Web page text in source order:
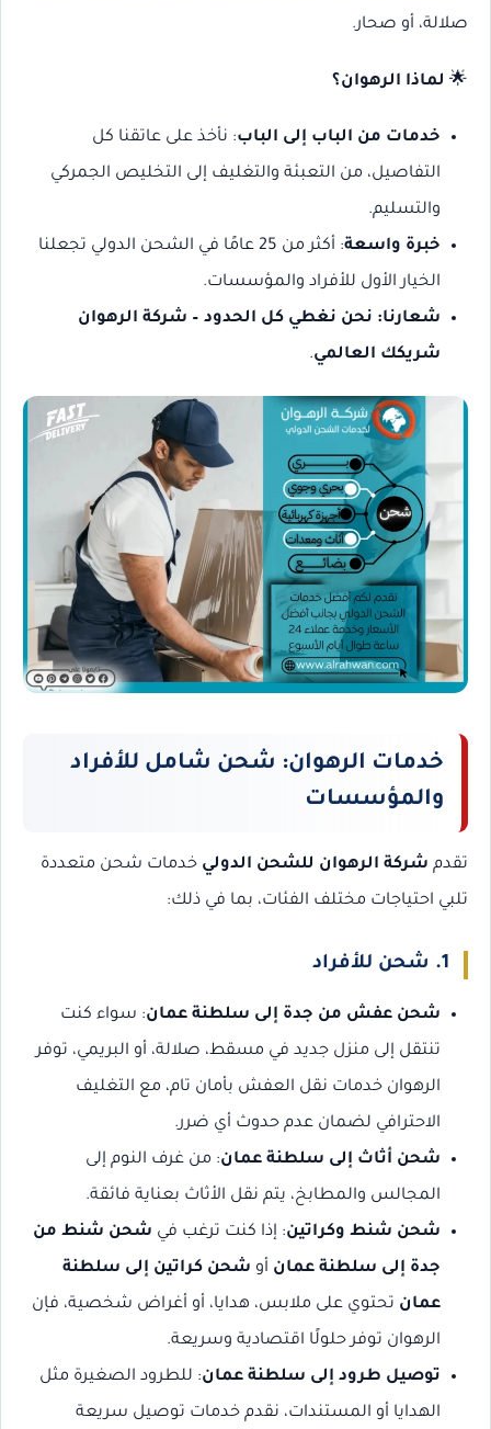
صلالة، أو صحار.
🌟 لماذا الرهوان؟
خدمات من الباب إلى الباب: نأخذ على عاتقنا كل
التفاصيل، من التعبئة والتغليف إلى التخليص الجمركي
والتسليم.
خبرة واسعة
: أكثر من 25 عامًا في الشحن الدولي تجعلنا
الخيار الأول للأفراد والمؤسسات.
شعارنا: نحن نغطي كل الحدود – شركة الرهوان
شريكك العالمي.
خدمات الرهوان: شحن شامل للأفراد
والمؤسسات
تقدم شركة الرهوان للشحن الدولي خدمات شحن متعددة
تلبي احتياجات مختلف الفئات، بما في ذلك:
1. شحن للأفراد
شحن عفش من جدة إلى سلطنة عمان: سواء كنت
تنتقل إلى منزل جديد في مسقط، صلالة، أو البريمي، توفر
الرهوان خدمات نقل العفش بأمان تام، مع التغليف
الاحترافي لضمان عدم حدوث أي ضرر.
شحن أثاث إلى سلطنة عمان: من غرف النوم إلى
المجالس والمطابخ، يتم نقل الأثاث بعناية فائقة.
شحن شنط وكراتين: إذا كنت ترغب في شحن شنط من
جدة إلى سلطنة عمان أو شحن كراتين إلى سلطنة
عمان تحتوي على ملابس، هدايا، أو أغراض شخصية، فإن
الرهوان توفر حلولًا اقتصادية وسريعة.
توصيل طرود إلى سلطنة عمان: للطرود الصغيرة مثل
الهدايا أو المستندات، نقدم خدمات توصيل سريعة